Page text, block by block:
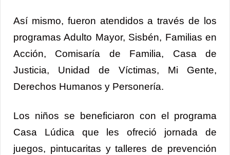
Así mismo, fueron atendidos a través de los
programas Adulto Mayor, Sisbén, Familias en
Acción, Comisaría de Familia, Casa de
Justicia, Unidad de Víctimas, Mi Gente,
Derechos Humanos y Personería.
Los niños se beneficiaron con el programa
Casa Lúdica que les ofreció jornada de
juegos, pintucaritas y talleres de prevención